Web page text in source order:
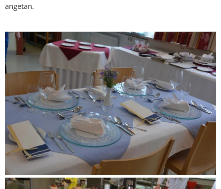
angetan.